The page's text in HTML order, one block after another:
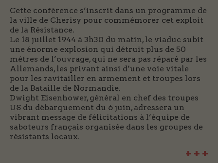
Cette conférence s’inscrit dans un programme de
la ville de Cherisy pour commémorer cet exploit
de la Résistance.
Le 18 juillet 1944 à 3h30 du matin, le viaduc subit
une énorme explosion qui détruit plus de 50
mêtres de l’ouvrage, qui ne sera pas réparé par les
Allemands, les privant ainsi d’une voie vitale
pour les ravitailler en armement et troupes lors
de la Bataille de Normandie.
Dwight Eisenhower, général en chef des troupes
US du débarquement du 6 juin, adressera un
vibrant message de félicitations à l’équipe de
saboteurs français organisée dans les groupes de
résistants locaux.
+ + +